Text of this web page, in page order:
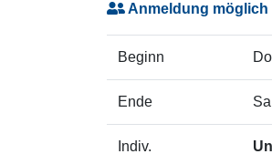
Anmeldung möglich
Beginn
Ende
Indiv.